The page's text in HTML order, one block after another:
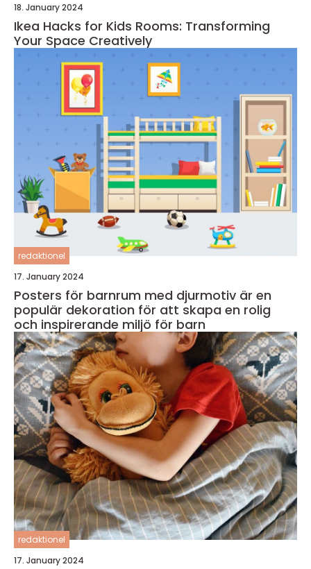
18. January 2024
Ikea Hacks for Kids Rooms: Transforming
Your Space Creatively
redaktionel
17. January 2024
Posters för barnrum med djurmotiv är en
populär dekoration för att skapa en rolig
och inspirerande miljö för barn
redaktionel
17. January 2024